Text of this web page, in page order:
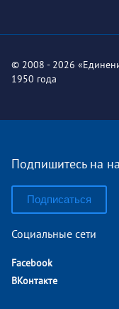
© 2008 - 2026
1950 года
Подпишитесь на
Подписаться
Социальные сети
Facebook
ВКонтакте